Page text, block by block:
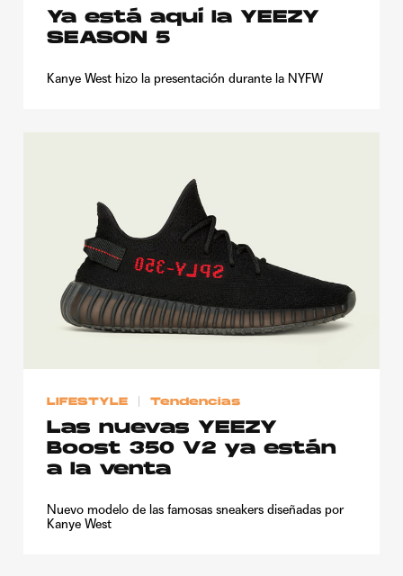
Ya está aquí la YEEZY
SEASON 5
Kanye West hizo la presentación durante la NYFW
LIFESTYLE Tendencias
Las nuevas YEEZY
Boost 350 V2 ya están
a la venta
Nuevo modelo de las famosas sneakers diseñadas por
Kanye West